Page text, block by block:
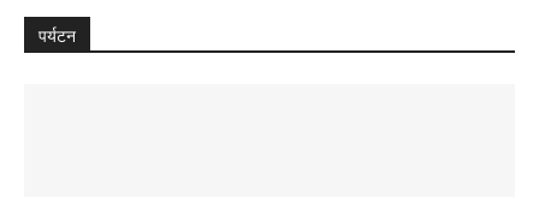
पर्यटन